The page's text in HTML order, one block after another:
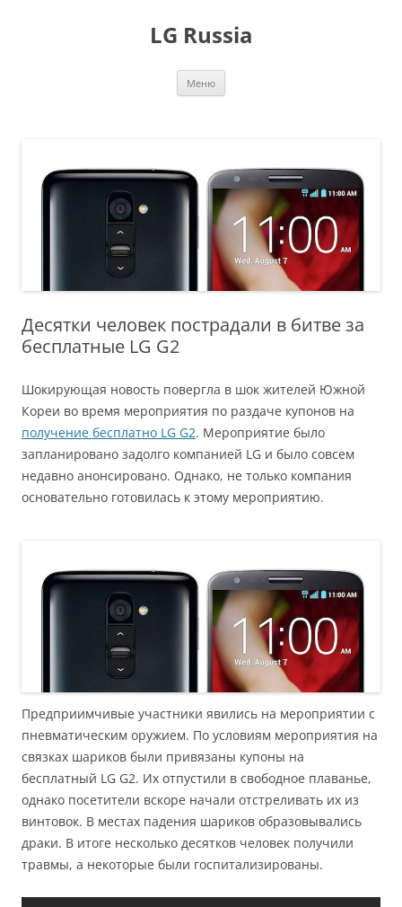
LG Russia
Меню
Десятки человек пострадали в битве за
бесплатные LG G2
Шокирующая новость повергла в шок жителей Южной
Кореи во время мероприятия по раздаче купонов на
получение бесплатно LG G2. Мероприятие было
запланировано задолго компанией LG и было совсем
недавно анонсировано. Однако, не только компания
основательно готовилась к этому мероприятию.
Предприимчивые участники явились на мероприятии с
пневматическим оружием. По условиям мероприятия на
связках шариков были привязаны купоны на
бесплатный LG G2. Их отпустили в свободное плаванье,
однако посетители вскоре начали отстреливать их из
винтовок. В местах падения шариков образовывались
драки. В итоге несколько десятков человек получили
травмы, а некоторые были госпитализированы.